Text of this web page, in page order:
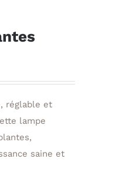
réglable et
lampe
saine et